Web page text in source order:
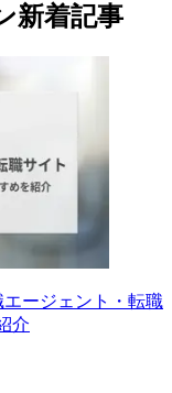
新着記事
エージェント・転職
介